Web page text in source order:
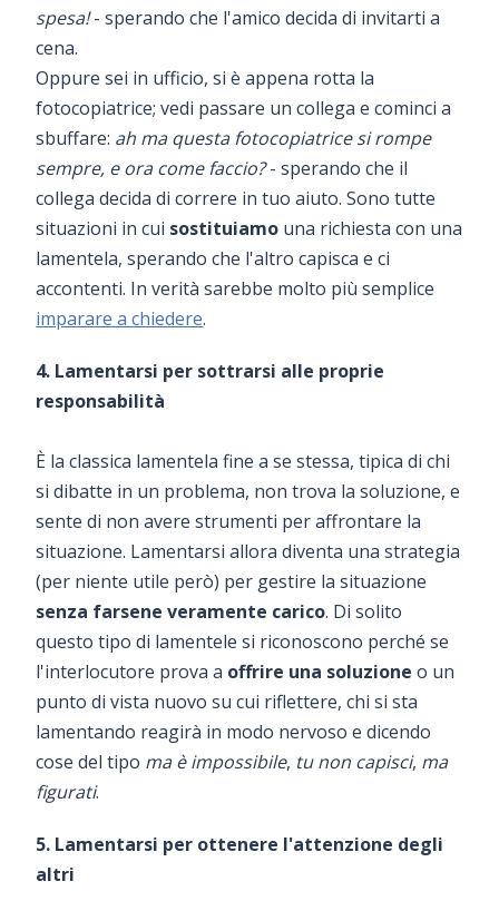
spesa!- sperando che l'amico decida di invitarti a
cena.
Oppure sei in ufficio, si è appena rotta la
fotocopiatrice; vedi passare un collega e cominci a
sbuffare: ah ma questa fotocopiatrice si rompe
sempre, e ora come faccio?- sperando che il
collega decida di correre in tuo aiuto. Sono tutte
situazioni in cui sostituiamo una richiesta con una
lamentela, sperando che l'altro capisca e ci
accontenti. In verità sarebbe molto più semplice
imparare a chiedere.
4. Lamentarsi per sottrarsi alle proprie
responsabilità
È la classica lamentela fine a se stessa, tipica di chi
si dibatte in un problema, non trova la soluzione, e
sente di non avere strumenti per affrontare la
situazione. Lamentarsi allora diventa una strategia
(per niente utile però) per gestire la situazione
senza farsene veramente carico. Di solito
questo tipo di lamentele si riconoscono perché se
l'interlocutore prova a offrire una soluzione o un
punto di vista nuovo su cui riflettere, chi si sta
lamentando reagirà in modo nervoso e dicendo
cose del tipo ma è impossibile, tu non capisci, ma
figurati.
5. Lamentarsi per ottenere l'attenzione degli
altri